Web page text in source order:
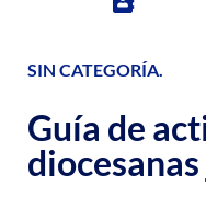
SIN CATEGORÍA.
Guía de